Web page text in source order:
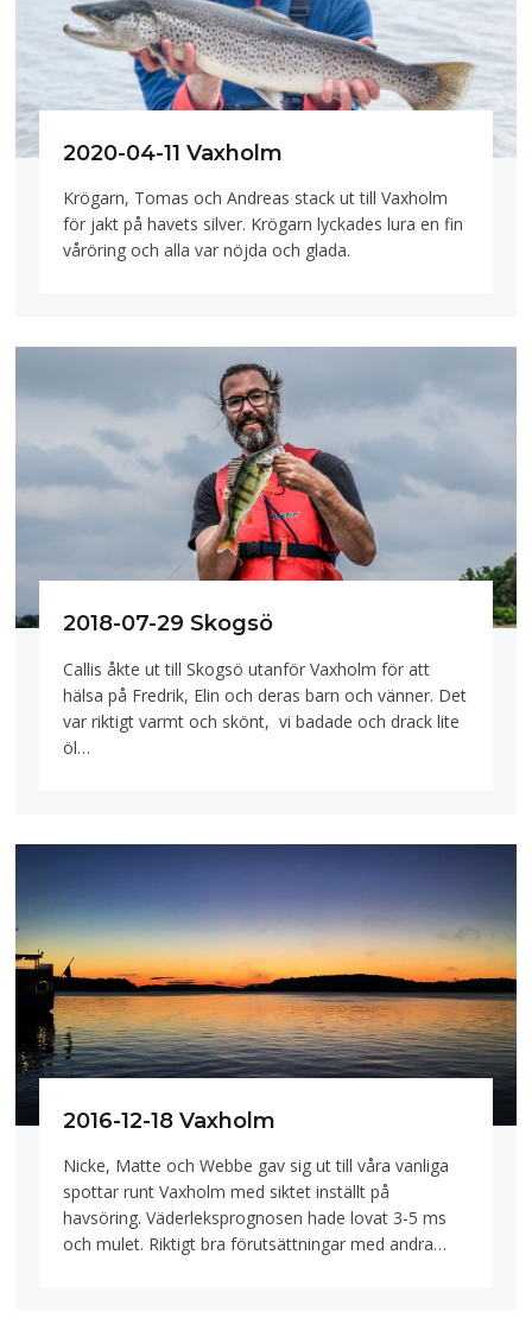
2020-04-11 Vaxholm
Krögarn, Tomas och Andreas stack ut till Vaxholm
för jakt på havets silver. Krögarn lyckades lura en fin
våröring och alla var nöjda och glada.
2018-07-29 Skogsö
Callis åkte ut till Skogsö utanför Vaxholm för att
hälsa på Fredrik, Elin och deras barn och vänner. Det
var riktigt varmt och skönt, vi badade och drack lite
öl…
2016-12-18 Vaxholm
Nicke, Matte och Webbe gav sig ut till våra vanliga
spottar runt Vaxholm med siktet inställt på
havsöring. Väderleksprognosen hade lovat 3-5 ms
och mulet. Riktigt bra förutsättningar med andra…